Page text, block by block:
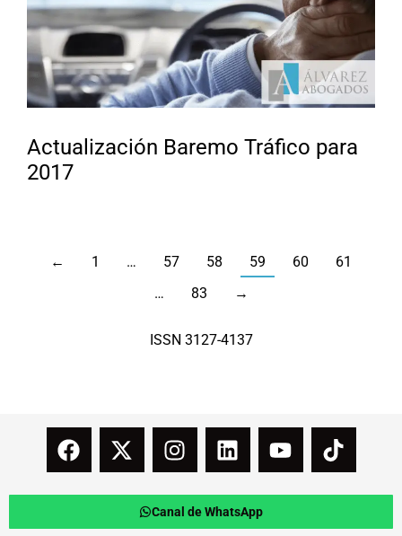
Actualización Baremo Tráfico para
2017
← 1 … 57 58 59 60
61
…
83 →
ISSN 3127-4137
Canal de WhatsApp